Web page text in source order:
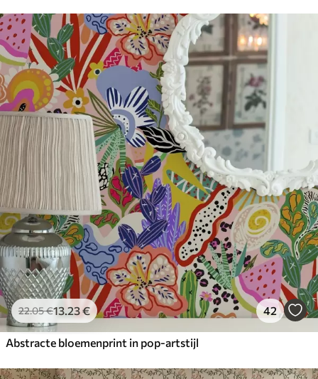
22.05€13.23€ 42
Abstracte bloemenprint in pop-artstijl